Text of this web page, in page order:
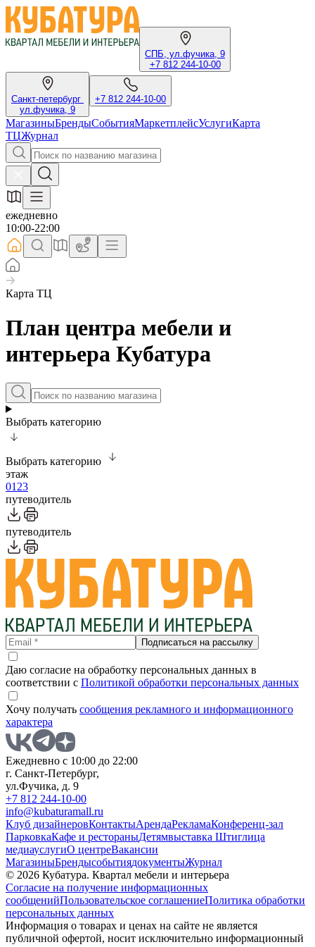
СПБ, ул.фучика, 9
+7 812 244-10-00
Санкт-петербург
ул.фучика, 9
+7 812 244-10-00
МагазиныБрендыСобытияМаркетплейсУслугиКарта
ТЦЖурнал
ежедневно
10:00-22:00
Карта ТЦ
План центра мебели и
интерьера Кубатура
Выбрать категорию
Выбрать категорию
этаж
01 23
путеводитель
путеводитель
Подписаться на рассылку
Даю согласие на обработку персональных данных в
соответствии с Политикой обработки персональных данных
Хочу получать сообщения рекламного и информационного
характера
Ежедневно с 10:00 до 22:00
г. Санкт-Петербург,
ул.Фучика, д. 9
+7 812 244-10-00
info@kubaturamall.ru
Клуб дизайнеровКонтактыАрендаРекламаКонференц-зал
ПарковкаКафе и рестораныДетямвыставка Штиглица
медиауслугиО центреВакансии
МагазиныБрендысобытиядокументыЖурнал
© 2026 Кубатура. Квартал мебели и интерьера
Согласие на получение информационных
сообщенийПользовательское соглашениеПолитика обработки
персональных данных
Информация о товарах и ценах на сайте не является
публичной офертой, носит исключительно информационный